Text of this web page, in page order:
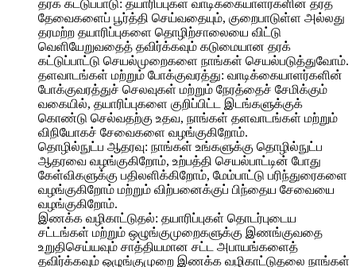
தரக் கட்டுப்பாடு: தயாரிப்புகள் வாடிக்கையாளர்களின் தரத்
தேவைகளைப் பூர்த்தி செய்வதையும், குறைபாடுள்ள அல்லது
தரமற்ற தயாரிப்புகளை தொழிற்சாலையை விட்டு
வெளியேறுவதைத் தவிர்க்கவும் கடுமையான தரக்
கட்டுப்பாட்டு செயல்முறைகளை நாங்கள் செயல்படுத்துவோம்.
தளவாடங்கள் மற்றும் போக்குவரத்து: வாடிக்கையாளர்களின்
போக்குவரத்துச் செலவுகள் மற்றும் நேரத்தைச் சேமிக்கும்
வகையில், தயாரிப்புகளை குறிப்பிட்ட இடங்களுக்குக்
கொண்டு செல்வதற்கு உதவ, நாங்கள் தளவாடங்கள் மற்றும்
விநியோகச் சேவைகளை வழங்குகிறோம்.
தொழில்நுட்ப ஆதரவு: நாங்கள் உங்களுக்கு தொழில்நுட்ப
ஆதரவை வழங்குகிறோம், உற்பத்தி செயல்பாட்டின் போது
கேள்விகளுக்கு பதிலளிக்கிறோம், மேம்பாட்டு பரிந்துரைகளை
வழங்குகிறோம் மற்றும் விற்பனைக்குப் பிந்தைய சேவையை
வழங்குகிறோம்.
இணக்க வழிகாட்டுதல்: தயாரிப்புகள் தொடர்புடைய
சட்டங்கள் மற்றும் ஒழுங்குமுறைகளுக்கு இணங்குவதை
உறுதிசெய்யவும் சாத்தியமான சட்ட அபாயங்களைத்
தவிர்க்கவும் ஒழுங்குமுறை இணக்க வழிகாட்டுதலை நாங்கள்